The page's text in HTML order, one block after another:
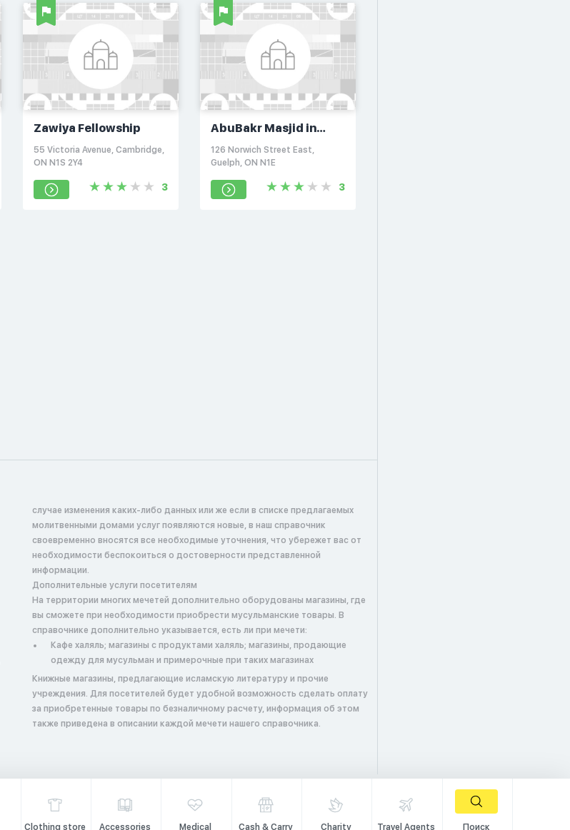
Zawiya Fellowship
55 Victoria Avenue, Cambridge,
ON N1S 2Y4
3
AbuBakr Masjid in
Guelph
126 Norwich Street East,
Guelph, ON N1E
3
случае изменения каких-либо данных или же если в списке предлагаемых
молитвенными домами услуг появляются новые, в наш справочник
своевременно вносятся все необходимые уточнения, что убережет вас от
необходимости беспокоиться о достоверности представленной
информации.
Дополнительные услуги посетителям
На территории многих мечетей дополнительно оборудованы магазины, где
вы сможете при необходимости приобрести мусульманские товары. В
справочнике дополнительно указывается, есть ли при мечети:
Кафе халяль; магазины с продуктами халяль; магазины, продающие
одежду для мусульман и примерочные при таких магазинах
Книжные магазины, предлагающие исламскую литературу и прочие
учреждения. Для посетителей будет удобной возможность сделать оплату
за приобретенные товары по безналичному расчету, информация об этом
также приведена в описании каждой мечети нашего справочника.
Clothing store Accessories Medical Cash & Carry Charity Travel Agents Поиск